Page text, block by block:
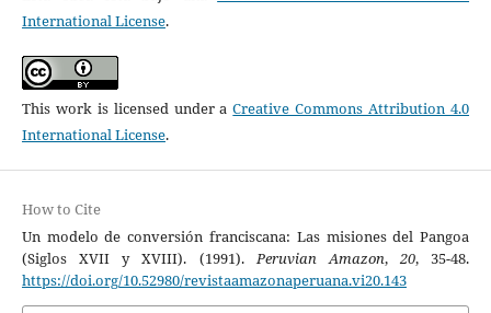
International License.
This work is licensed under aCreative Commons Attribution 4.0
International License.
How to Cite
Un modelo de conversión franciscana: Las misiones del Pangoa
(Siglos XVII y XVIII). (1991).Peruvian Amazon, 20, 35-48.
https://doi.org/10.52980/revistaamazonaperuana.vi20.143